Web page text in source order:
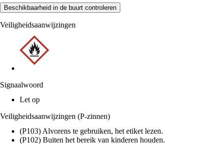
Beschikbaarheid in de buurt controleren
Veiligheidsaanwijzingen
Signaalwoord
Let op
Veiligheidsaanwijzingen (P-zinnen)
(P103) Alvorens te gebruiken, het etiket lezen.
(P102) Buiten het bereik van kinderen houden.